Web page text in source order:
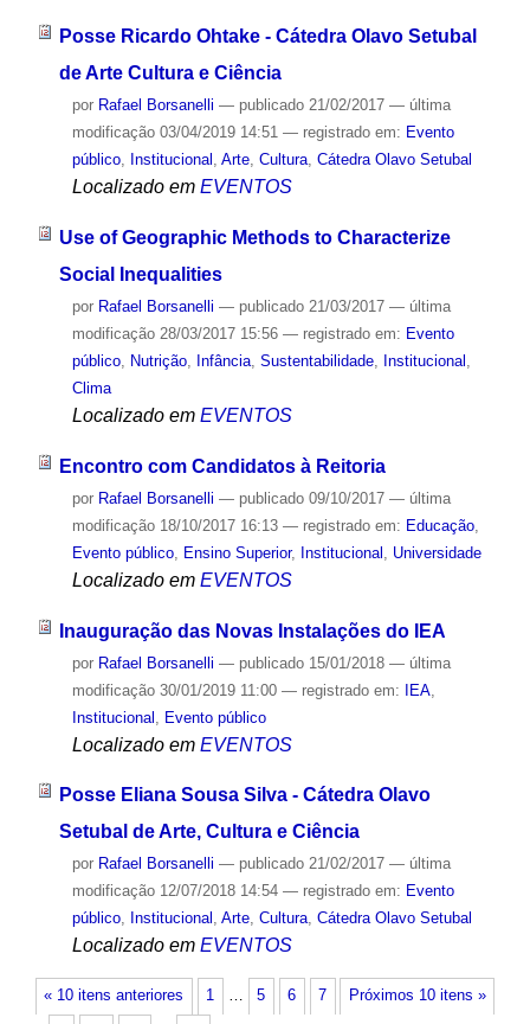
Posse Ricardo Ohtake - Cátedra Olavo Setubal
de Arte Cultura e Ciência
por Rafael Borsanelli — publicado21/02/2017 — última
modificação03/04/2019 14:51 — registrado em: Evento
público, Institucional , Arte, Cultura, Cátedra Olavo Setubal
Localizado em EVENTOS
Use of Geographic Methods to Characterize
Social Inequalities
por Rafael Borsanelli — publicado21/03/2017 — última
modificação28/03/2017 15:56 — registrado em: Evento
público, Nutrição, Infância, Sustentabilidade, Institucional ,
Clima
Localizado em EVENTOS
Encontro com Candidatos à Reitoria
por Rafael Borsanelli — publicado09/10/2017 — última
modificação18/10/2017 16:13 — registrado em: Educação,
Evento público, Ensino Superior, Institucional Universidade
Localizado em EVENTOS
Inauguração das Novas Instalações do IEA
por Rafael Borsanelli — publicado15/01/2018 — última
modificação30/01/2019 11:00 — registrado em: IEA,
Institucional
Evento público
Localizado em EVENTOS
Posse Eliana Sousa Silva - Cátedra Olavo
Setubal de Arte, Cultura e Ciência
por Rafael Borsanelli — publicado21/02/2017 — última
modificação12/07/2018 14:54 — registrado em: Evento
público, Institucional , Arte, Cultura, Cátedra Olavo Setubal
Localizado em EVENTOS
« 10 itens anteriores Próximos 10 itens »
1 … 5 6 7